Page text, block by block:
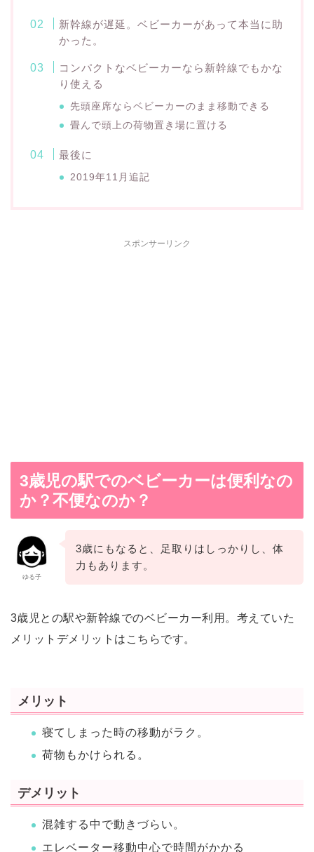
新幹線が遅延。ベビーカーがあって本当に助
かった。
コンパクトなベビーカーなら新幹線でもかな
り使える
先頭座席ならベビーカーのまま移動できる
畳んで頭上の荷物置き場に置ける
最後に
2019年11月追記
スポンサーリンク
3歳児の駅でのベビーカーは便利なの
か？不便なのか？
ゆる子
3歳にもなると、足取りはしっかりし、体
力もあります。
3歳児との駅や新幹線でのベビーカー利用。考えていた
メリットデメリットはこちらです。
メリット
寝てしまった時の移動がラク。
荷物もかけられる。
デメリット
混雑する中で動きづらい。
エレベーター移動中心で時間がかかる